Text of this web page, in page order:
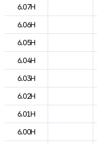
6.07H
6.06H
6.05H
6.04H
6.03H
6.02H
6.01H
6.00H